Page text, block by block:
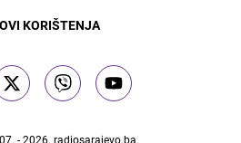
KORIŠTENJA
- 2026. radiosarajevo.ba.